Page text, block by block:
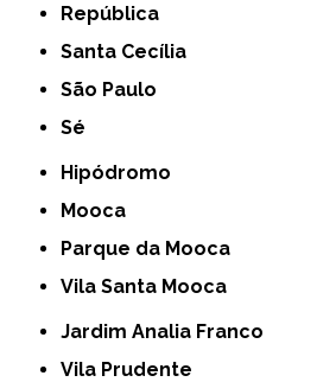
República
Santa Cecília
São Paulo
Sé
Hipódromo
Mooca
Parque da Mooca
Vila Santa Mooca
Jardim Analia Franco
Vila Prudente